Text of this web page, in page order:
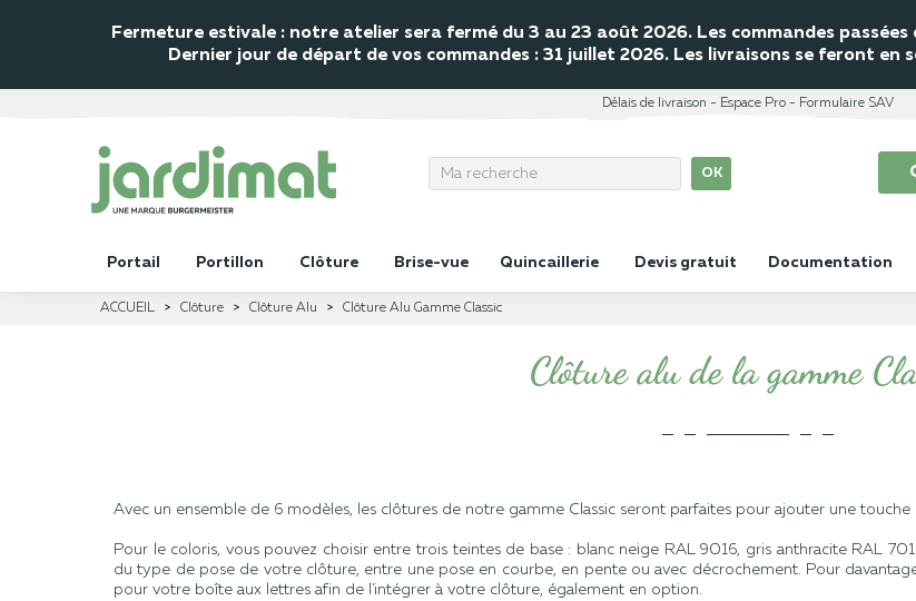
Fermeture estivale : notre atelier sera fermé du 3 au 23 août 2026. Les commandes
Dernier jour de départ de vos commandes : 31 juillet 2026. Les livraisons se feront en
Délais de livraison Espace Pro Formulaire SAV
OK
Portail Portillon Clôture Brise-vue Quincaillerie Devis gratuit Documentation
ACCUEIL Clôture Clôture Alu Clôture Alu Gamme Classic
Clôture alu de la gamme
Avec un ensemble de 6 modèles, les clôtures de notre gamme Classic seront parfaites pour ajouter une
Pour le coloris, vous pouvez choisir entre trois teintes de base : blanc neige RAL 9016, gris anthracite RAL
du type de pose de votre clôture, entre une pose en courbe, en pente ou avec décrochement. Pour
pour votre boîte aux lettres afin de l'intégrer à votre clôture, également en option.